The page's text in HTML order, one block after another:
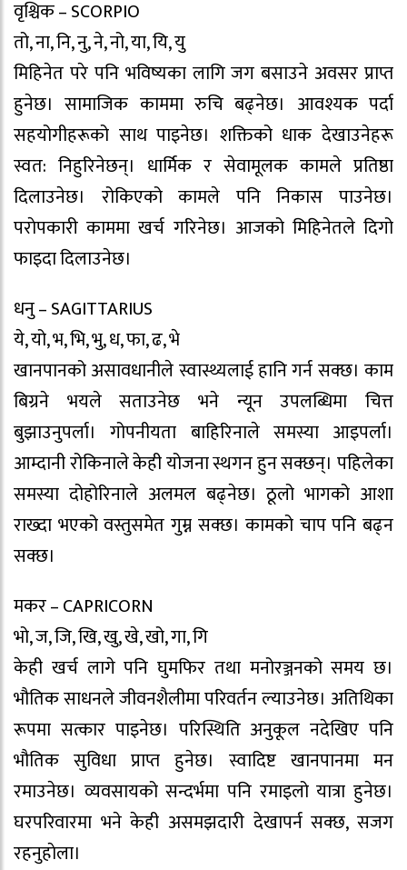
वृश्चिक – SCORPIO
तो, ना, नि, नु, ने, नो, या, यि, यु
मिहिनेत परे पनि भविष्यका लागि जग बसाउने अवसर प्राप्त
हुनेछ। सामाजिक काममा रुचि बढ्नेछ। आवश्यक पर्दा
सहयोगीहरूको साथ पाइनेछ। शक्तिको धाक देखाउनेहरू
स्वत: निहुरिनेछन्। धार्मिक र सेवामूलक कामले प्रतिष्ठा
दिलाउनेछ। रोकिएको कामले पनि निकास पाउनेछ।
पराेपकारी काममा खर्च गरिनेछ। आजको मिहिनेतले दिगो
फाइदा दिलाउनेछ।
धनु – SAGITTARIUS
ये, यो, भ, भि, भु, ध, फा, ढ, भे
खानपानको असावधानीले स्वास्थ्यलाई हानि गर्न सक्छ। काम
बिग्रने भयले सताउनेछ भने न्यून उपलब्धिमा चित्त
बुझाउनुपर्ला। गोपनीयता बाहिरिनाले समस्या आइपर्ला।
आम्दानी रोकिनाले केही योजना स्थगन हुन सक्छन्। पहिलेका
समस्या दोहोरिनाले अलमल बढ्नेछ। ठूलो भागको आशा
राख्दा भएको वस्तुसमेत गुम्न सक्छ। कामको चाप पनि बढ्न
सक्छ।
मकर – CAPRICORN
भो, ज, जि, खि, खु, खे, खो, गा, गि
केही खर्च लागे पनि घुमफिर तथा मनोरञ्जनको समय छ।
भौतिक साधनले जीवनशैलीमा परिवर्तन ल्याउनेछ। अतिथिका
रूपमा सत्कार पाइनेछ। परिस्थिति अनुकूल नदेखिए पनि
भौतिक सुविधा प्राप्त हुनेछ। स्वादिष्ट खानपानमा मन
रमाउनेछ। व्यवसायको सन्दर्भमा पनि रमाइलो यात्रा हुनेछ।
घरपरिवारमा भने केही असमझदारी देखापर्न सक्छ, सजग
रहनुहाेला।